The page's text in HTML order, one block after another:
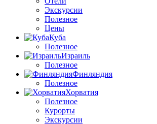
Экскурсии
Полезное
Цены
Куба
Полезное
Израиль
Полезное
Финляндия
Полезное
Хорватия
Полезное
Курорты
Экскурсии